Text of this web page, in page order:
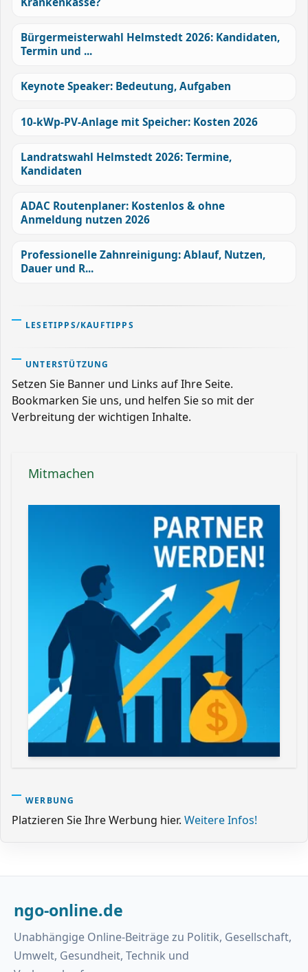
Bürgermeisterwahl Helmstedt 2026: Kandidaten,
Termin und ...
Keynote Speaker: Bedeutung, Aufgaben
10-kWp-PV-Anlage mit Speicher: Kosten 2026
Landratswahl Helmstedt 2026: Termine,
Kandidaten
ADAC Routenplaner: Kostenlos & ohne
Anmeldung nutzen 2026
Professionelle Zahnreinigung: Ablauf, Nutzen,
Dauer und R...
LESETIPPS/KAUFTIPPS
UNTERSTÜTZUNG
Setzen Sie Banner und Links auf Ihre Seite.
Bookmarken Sie uns, und helfen Sie so mit der
Verbreitung der wichtigen Inhalte.
Mitmachen
WERBUNG
Platzieren Sie Ihre Werbung hier. Weitere Infos!
ngo-online.de
Unabhängige Online-Beiträge zu Politik, Gesellschaft,
Umwelt, Gesundheit, Technik und